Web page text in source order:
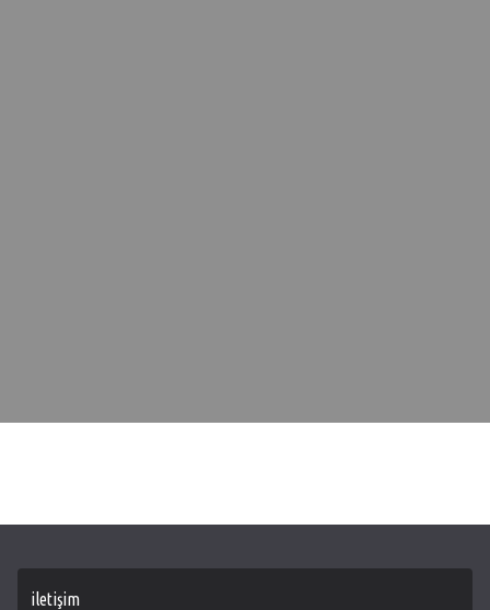
iletişim